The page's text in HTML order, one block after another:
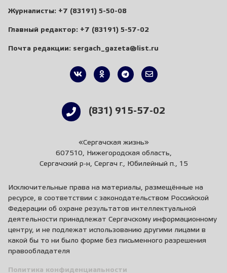
Журналисты: +7 (83191) 5-50-08
Главный редактор: +7 (83191) 5-57-02
Почта редакции: sergach_gazeta@list.ru
(831) 915-57-02
«Сергачская жизнь»
607510, Нижегородская область,
Сергачский р-н, Сергач г., Юбилейный п., 15
Исключительные права на материалы, размещённые на
ресурсе, в соответствии с законодательством Российской
Федерации об охране результатов интеллектуальной
деятельности принадлежат Сергачскому информационному
центру, и не подлежат использованию другими лицами в
какой бы то ни было форме без письменного разрешения
правообладателя
Политика конфиденциальности